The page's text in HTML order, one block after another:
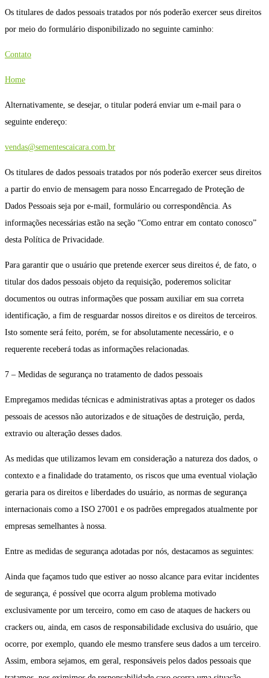
Os titulares de dados pessoais tratados por nós poderão exercer seus direitos
por meio do formulário disponibilizado no seguinte caminho:
Contato
Home
Alternativamente, se desejar, o titular poderá enviar um e-mail para o
seguinte endereço:
vendas@sementescaicara.com.br
Os titulares de dados pessoais tratados por nós poderão exercer seus direitos
a partir do envio de mensagem para nosso Encarregado de Proteção de
Dados Pessoais seja por e-mail, formulário ou correspondência. As
informações necessárias estão na seção “Como entrar em contato conosco”
desta Política de Privacidade.
Para garantir que o usuário que pretende exercer seus direitos é, de fato, o
titular dos dados pessoais objeto da requisição, poderemos solicitar
documentos ou outras informações que possam auxiliar em sua correta
identificação, a fim de resguardar nossos direitos e os direitos de terceiros.
Isto somente será feito, porém, se for absolutamente necessário, e o
requerente receberá todas as informações relacionadas.
7 – Medidas de segurança no tratamento de dados pessoais
Empregamos medidas técnicas e administrativas aptas a proteger os dados
pessoais de acessos não autorizados e de situações de destruição, perda,
extravio ou alteração desses dados.
As medidas que utilizamos levam em consideração a natureza dos dados, o
contexto e a finalidade do tratamento, os riscos que uma eventual violação
geraria para os direitos e liberdades do usuário, as normas de segurança
internacionais como a ISO 27001 e os padrões empregados atualmente por
empresas semelhantes à nossa.
Entre as medidas de segurança adotadas por nós, destacamos as seguintes:
Ainda que façamos tudo que estiver ao nosso alcance para evitar incidentes
de segurança, é possível que ocorra algum problema motivado
exclusivamente por um terceiro, como em caso de ataques de hackers ou
crackers ou, ainda, em casos de responsabilidade exclusiva do usuário, que
ocorre, por exemplo, quando ele mesmo transfere seus dados a um terceiro.
Assim, embora sejamos, em geral, responsáveis pelos dados pessoais que